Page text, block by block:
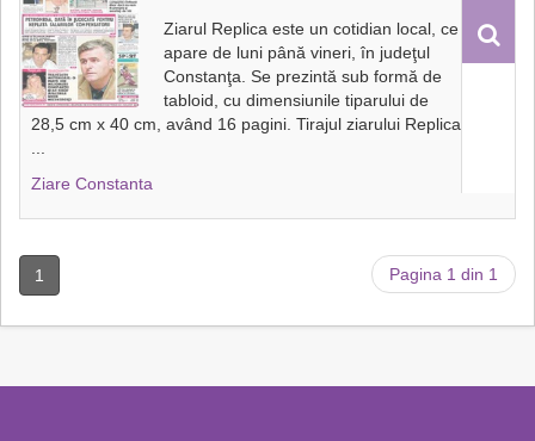
Ziarul Replica este un cotidian local, ce
apare de luni până vineri, în judeţul
Constanţa. Se prezintă sub formă de
tabloid, cu dimensiunile tiparului de
28,5 cm x 40 cm, având 16 pagini. Tirajul ziarului Replica
Ziare Constanta
1 Pagina 1 din 1